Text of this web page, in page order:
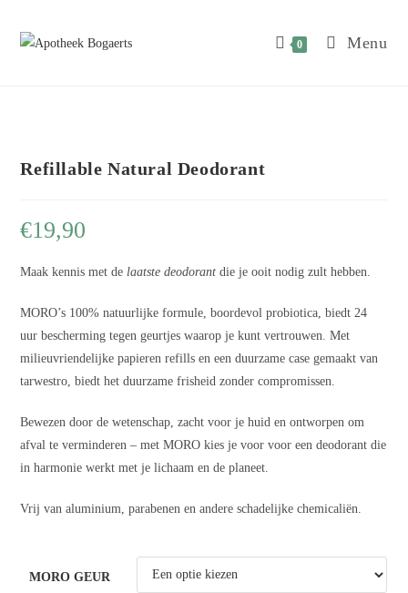
0 Menu
Refillable Natural Deodorant
€19,90
Maak kennis met delaatste deodorantdie je ooit nodig zult hebben.
MORO’s 100% natuurlijke formule, boordevol probiotica, biedt 24
uur bescherming tegen geurtjes waarop je kunt vertrouwen. Met
milieuvriendelijke papieren refills en een duurzame case gemaakt van
tarwestro, biedt het duurzame frisheid zonder compromissen.
Bewezen door de wetenschap, zacht voor je huid en ontworpen om
afval te verminderen – met MORO kies je voor voor een deodorant die
in harmonie werkt met je lichaam en de planeet.
Vrij van aluminium, parabenen en andere schadelijke chemicaliën.
MORO GEUR